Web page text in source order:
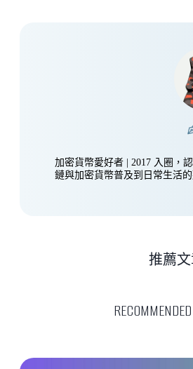
加密貨幣愛好者 | 2017 入圈，
鏈與加密貨幣普及到日常生活的
推薦